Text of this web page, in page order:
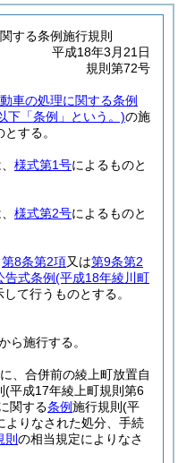
する条例施行規則
平成18年3月21日
規則第72号
車の処理に関する条例
下「条例」という。)の施
する。
様式第1号によるものと
様式第2号によるものと
第8条第2項又は第9条第2
告式条例(平成18年綾川町
て行うものとする。
ら施行する。
、合併前の綾上町放置自
(平成17年綾上町規則第6
関する条例施行規則 (平
よりなされた処分、手続
則 の相当規定によりなさ